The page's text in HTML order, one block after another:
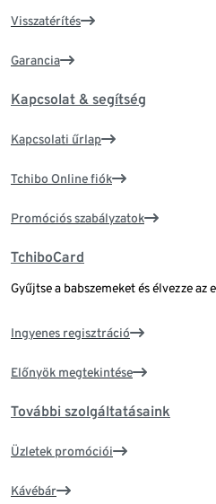
Visszatérítés
Garancia
Kapcsolat & segítség
Kapcsolati űrlap
Tchibo Online fiók
Promóciós szabályzatok
TchiboCard
Gyűjtse a babszemeket és élvezze
Ingyenes regisztráció
Előnyök megtekintése
További szolgáltatásaink
Üzletek promóciói
Kávébár